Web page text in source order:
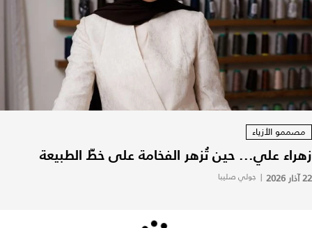
مصممو الأزياء
زهراء علي... حين تُزهر الفخامة على خطّ الطبيعة
22 آذار 2026 | جولي صليبا